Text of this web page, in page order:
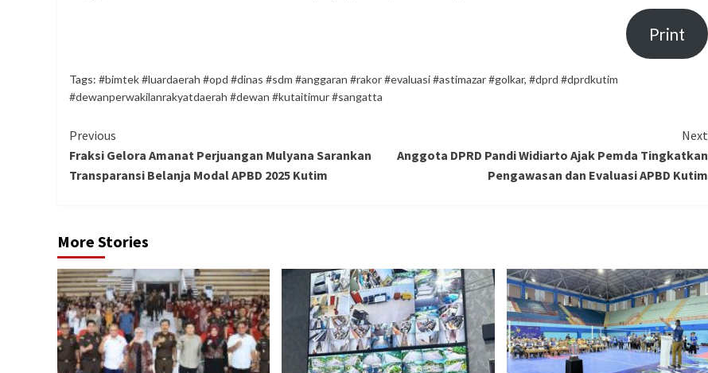
Print
Tags: #bimtek #luardaerah #opd #dinas #sdm #anggaran #rakor #evaluasi #astimazar #golkar, #dprd #dprdkutim
#dewanperwakilanrakyatdaerah #dewan #kutaitimur #sangatta
Continue
Reading
Previous
Fraksi Gelora Amanat Perjuangan Mulyana Sarankan
Transparansi Belanja Modal APBD 2025 Kutim
Next
Anggota DPRD Pandi Widiarto Ajak Pemda Tingkatkan
Pengawasan dan Evaluasi APBD Kutim
More Stories